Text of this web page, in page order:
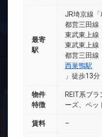
最寄
駅
JR埼京線
都営三田線
東武東上線
東武東上線
都営三田線
西巣鴨駅
」徒歩13分
物件
特徴
REIT系ブ
ーズ、ペッ
賃料 –